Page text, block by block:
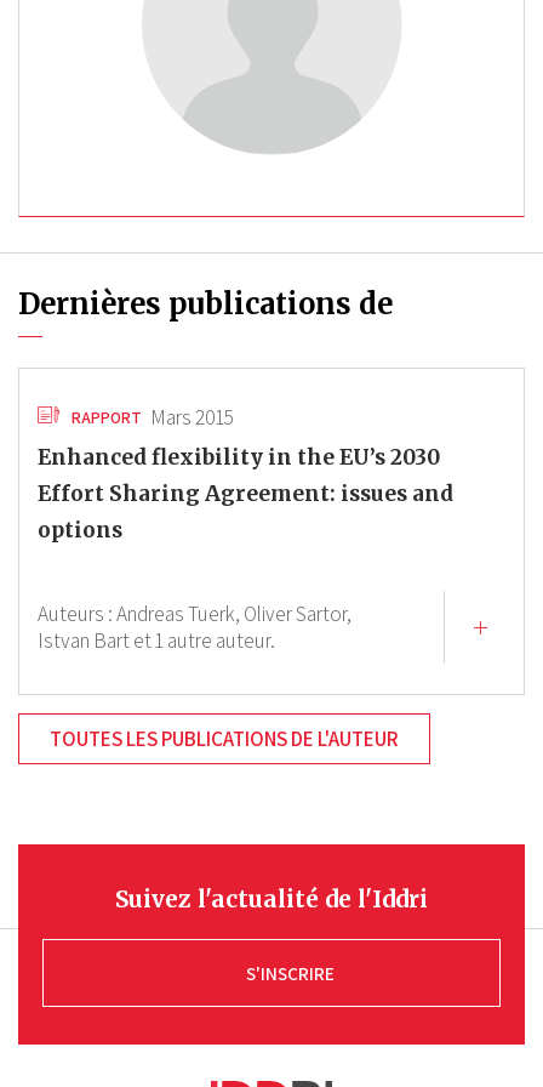
Dernières publications de
RAPPORT Mars 2015
Enhanced flexibility in the EU’s 2030
Effort Sharing Agreement: issues and
options
Auteurs :Andreas Tuerk, Oliver Sartor,
Istvan Bartet 1 autre auteur.
TOUTES LES PUBLICATIONS DE L'AUTEUR
Suivez l'actualité de l'Iddri
S'INSCRIRE